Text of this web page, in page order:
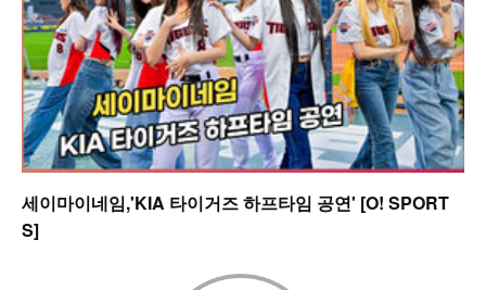
세이마이네임,'KIA 타이거즈 하프타임 공연' [O! SPORT
S]